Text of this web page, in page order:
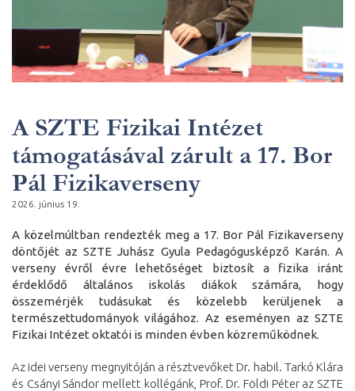
A SZTE Fizikai Intézet
támogatásával zárult a 17. Bor
Pál Fizikaverseny
2026. június 19.
A közelmúltban rendezték meg a 17. Bor Pál Fizikaverseny
döntőjét az SZTE Juhász Gyula Pedagógusképző Karán. A
verseny évről évre lehetőséget biztosít a fizika iránt
érdeklődő általános iskolás diákok számára, hogy
összemérjék tudásukat és közelebb kerüljenek a
természettudományok világához. Az eseményen az SZTE
Fizikai Intézet oktatói is minden évben közreműködnek.
Az idei verseny megnyitóján a résztvevőket Dr. habil. Tarkó Klára
és Csányi Sándor mellett kollégánk, Prof. Dr. Földi Péter az SZTE